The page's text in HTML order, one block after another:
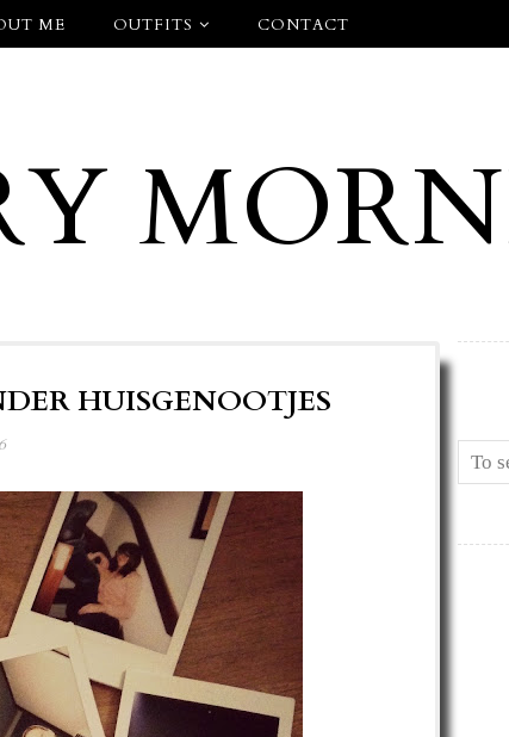
ME OUTFITS CONTACT
HUISGENOOTJES